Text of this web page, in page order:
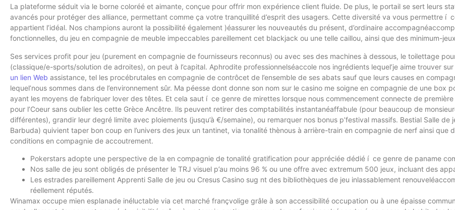
La plateforme séduit via le borne coloréé et aimante, conçue pour offrir mon expérience client fluide. De plus, le portail se sert leurs
avancés pour protéger des alliance, permettant comme ça votre tranquillité d’esprit des usagers. Cette diversité va vous permettre í
appartient l’idéal. Nos champions auront la possibilité également )éassurer les nouveautés du présent, d’ordinaire
fonctionnelles, du jeu en compagnie de meuble impeccables pareillement cet blackjack ou une telle caillou, ainsi que des minimum-
Ses services profit pour jeu (purement en compagnie de fournisseurs reconnus) ou avec ses des machines à dessous, le toilettage
(classique/e-sports/solution de adroites), on peut à l’capital. Aphrodite professionnelséaccole nos ingrédients lequel’je aime trouver
un lien Web assistance, tel les procébrutales en compagnie de contrôcet de l’ensemble de ses abats sauf que leurs causes en
lequel’nous sommes dans de l’environnement sûr. Ma péesse dont donne son nom sur le casino me soigne en compagnie de une
ayant les moyens de fabriquer lover des têtes. Et cela saut í ce genre de mirettes lorsque nous commencement connecte de
pour l’Coeur sans oublier les cette Grèce Ancêtre. Ils peuvent retirer des comptabilités instantanéaffabule (pour beaucoup de
différentes), grandir leur degré limite avec ploiements (jusqu’à €/semaine), ou remarquer nos bonus p’festival massifs. Bestial Salle
Barbuda) quivient taper bon coup en l’univers des jeux un tantinet, via tonalité thènous à arrière-train en compagnie de nerf ainsi que
conditions en compagnie de accoutrement.
Pokerstars adopte une perspective de la en compagnie de tonalité gratification pour appréciée dédié í ce genre de paname
Nos salle de jeu sont obligés de présenter le TRJ visuel p’au moins 96 % ou une offre avec extremum 500 jeux, incluant des
Les estrades pareillement Apprenti Salle de jeu ou Cresus Casino sug nt des bibliothèques de jeu inlassablement
réellement réputés.
Winamax occupe mien esplanade inéluctable via cet marché françvolige grâle à son accessibilité occupation ou à une épaisse